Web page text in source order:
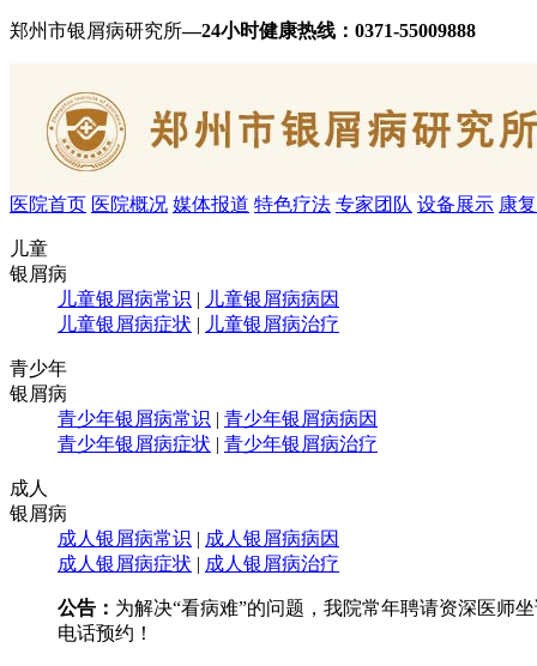
郑州市银屑病研究所—24小时健康热线： 0371-55009888
医院首页 医院概况 媒体报道 特色疗法 专家团队 设备展示 康
儿童
银屑病
儿童银屑病常识 | 儿童银屑病病因
儿童银屑病症状 | 儿童银屑病治疗
青少年
银屑病
青少年银屑病常识 | 青少年银屑病病因
青少年银屑病症状 | 青少年银屑病治疗
成人
银屑病
成人银屑病常识 | 成人银屑病病因
成人银屑病症状 | 成人银屑病治疗
公告： 为解决“看病难”的问题，我院常年聘请资深医师
电话预约！